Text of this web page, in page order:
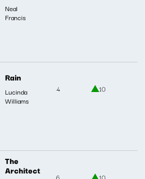
Neal
Francis
Rain
Lucinda
Williams
4 10
The
Architect
6 10